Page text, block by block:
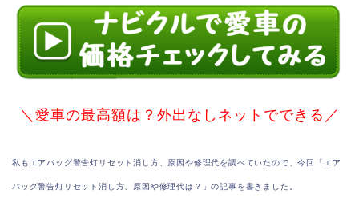
＼愛車の最高額は？外出なしネットでできる／
私もエアバッグ警告灯リセット消し方、原因や修理代を調べていたので、今回「エア
バッグ警告灯リセット消し方、原因や修理代は？」の記事を書きました。